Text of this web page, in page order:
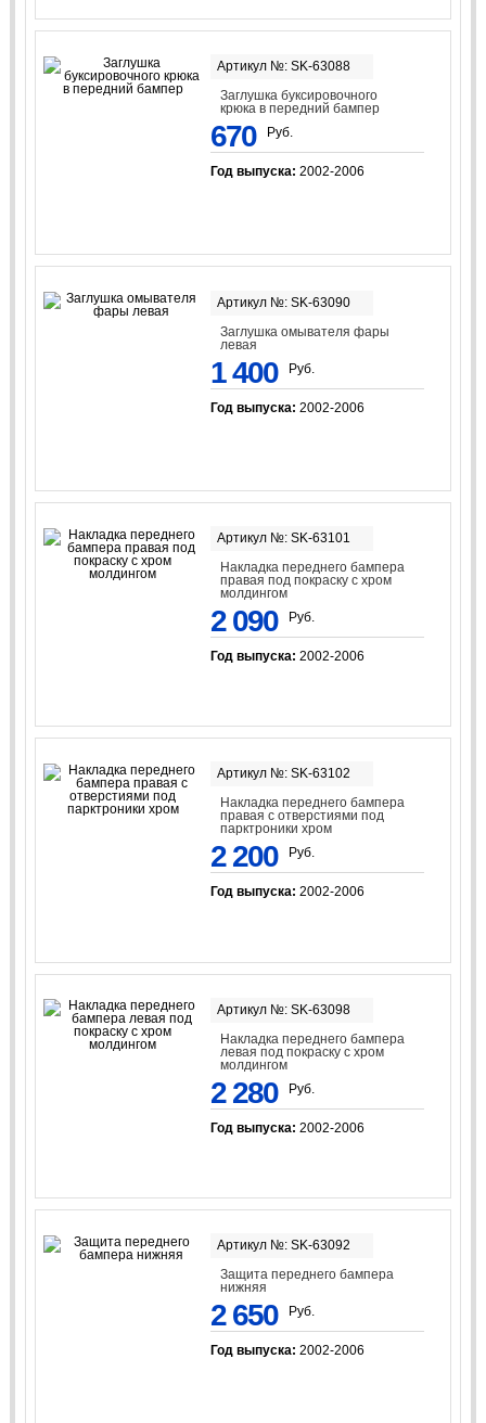
Артикул №: SK-63088
Заглушка буксировочного
крюка в передний бампер
670 Руб.
Год выпуска: 2002-2006
Артикул №: SK-63090
Заглушка омывателя фары
левая
1 400 Руб.
Год выпуска: 2002-2006
Артикул №: SK-63101
Накладка переднего бампера
правая под покраску с хром
молдингом
2 090 Руб.
Год выпуска: 2002-2006
Артикул №: SK-63102
Накладка переднего бампера
правая с отверстиями под
парктроники хром
2 200 Руб.
Год выпуска: 2002-2006
Артикул №: SK-63098
Накладка переднего бампера
левая под покраску с хром
молдингом
2 280 Руб.
Год выпуска: 2002-2006
Артикул №: SK-63092
Защита переднего бампера
нижняя
2 650 Руб.
Год выпуска: 2002-2006